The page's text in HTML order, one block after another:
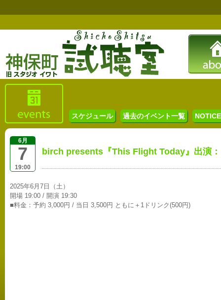
スケジュール 過去のイベント一覧
6月
7
19:00
birch presents『This Flight Today』出演
2025年6月7日（土）
開場 19:00 / 開演 19:30
■料金：予約 3,000円 / 当日 3,500円 ともに＋1ドリンク(500円)